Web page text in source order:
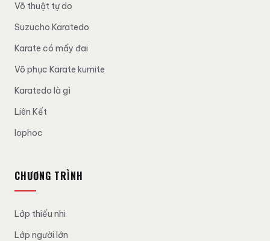
Võ thuật tự do
Suzucho Karatedo
Karate có mấy đai
Võ phục Karate kumite
Karatedo là gì
Liên Kết
lophoc
CHƯƠNG TRÌNH
Lớp thiếu nhi
Lớp người lớn